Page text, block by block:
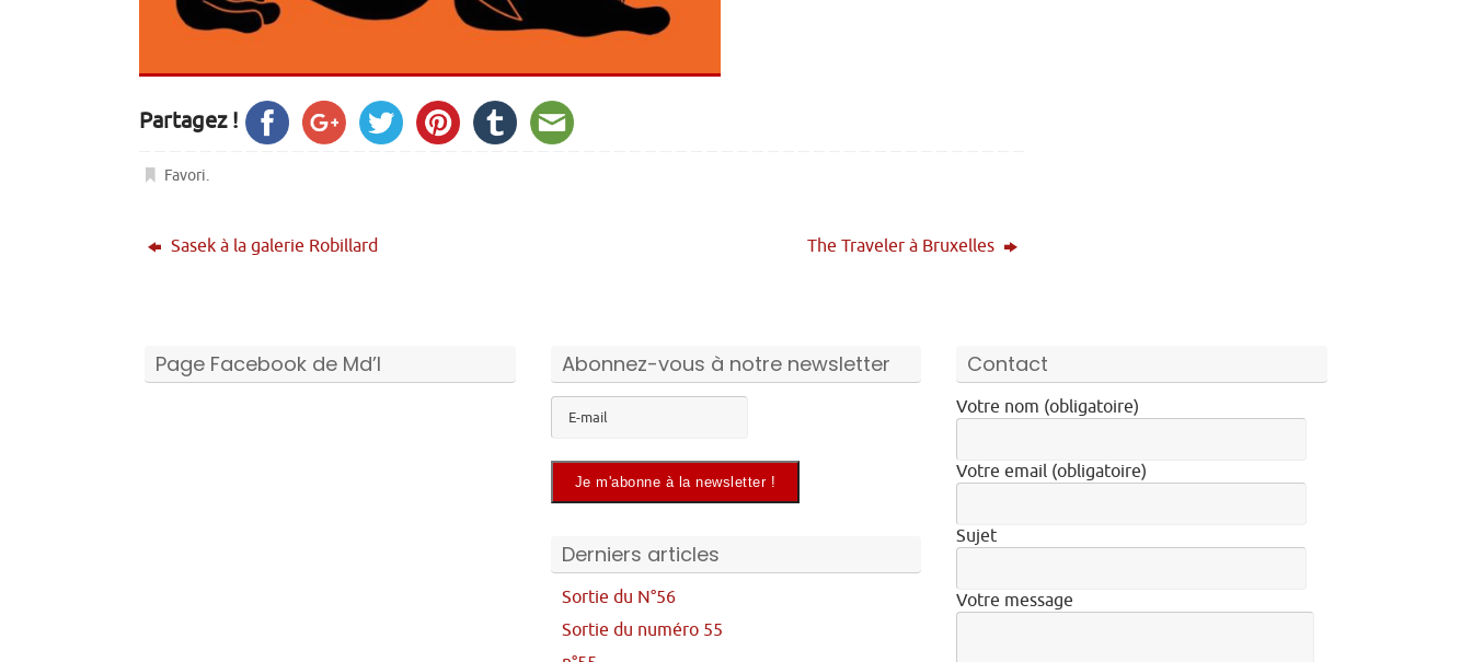
Partagez !
Favori
Sasek à la galerie Robillard The Traveler à Bruxelles
Page Facebook de Md’I Abonnez-vous à notre newsletter
Derniers articles
Sortie du N°56
Sortie du numéro 55
Contact
Votre nom (obligatoire)
Votre email (obligatoire)
Sujet
Votre message